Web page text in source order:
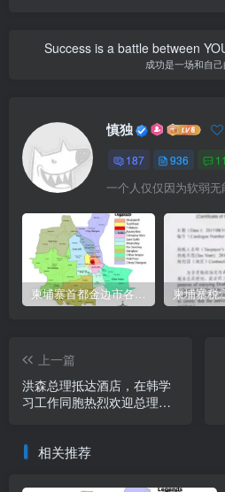
Success is a battle between
成功是一场和自
慎独
187 936 11
柬埔寨首都金边市各区与分区名称分布
上一篇
洪森总理抵达酒店，在韩学
习工作同胞热烈欢迎总理到
相关推荐